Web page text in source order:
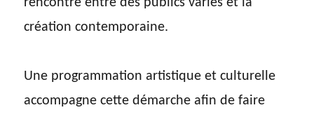
création contemporaine.
Une programmation artistique et culturelle
accompagne cette démarche afin de faire